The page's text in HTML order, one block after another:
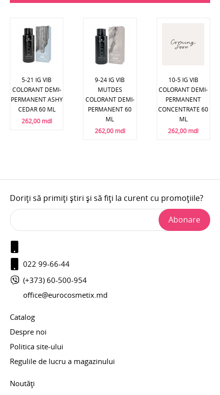
5-21 IG VIB
COLORANT DEMI-
PERMANENT ASHY
CEDAR 60 ML
262,00 mdl
9-24 IG VIB
MUTDES
COLORANT DEMI-
PERMANENT 60
ML
262,00 mdl
10-5 IG VIB
COLORANT DEMI-
PERMANENT
CONCENTRATE 60
ML
262,00 mdl
Doriți să primiți știri și să fiți la curent cu promoțiile?
Abonare
022 99-66-44
(+373) 60-500-954
office@eurocosmetix.md
Catalog
Despre noi
Politica site-ului
Regulile de lucru a magazinului
Noutăți